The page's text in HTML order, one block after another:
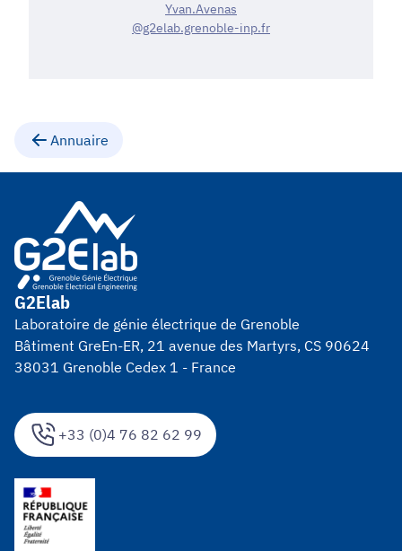
Yvan.Avenas
@g2elab.grenoble-inp.fr
Annuaire
+33 (0)4 76 82 62 99
G2Elab
Laboratoire de génie électrique de Grenoble
Bâtiment GreEn-ER, 21 avenue des Martyrs, CS 90624
38031 Grenoble Cedex 1 - France